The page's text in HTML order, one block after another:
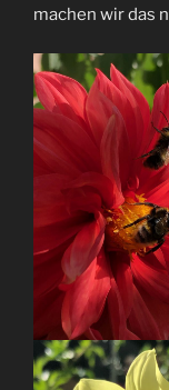
machen wir das